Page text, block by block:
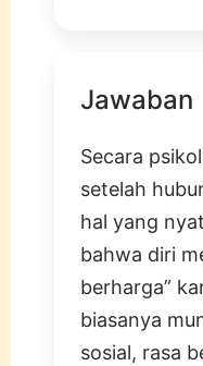
Jawaban
Secara
setelah
hal yang
bahwa diri
berharga”
biasanya
sosial, rasa